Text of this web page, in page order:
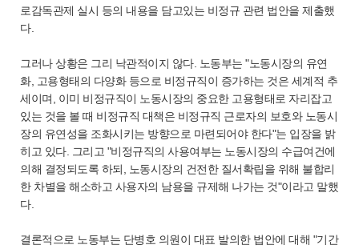
로감독관제 실시 등의 내용을 담고있는 비정규 관련 법안을 제출했
다.
그러나 상황은 그리 낙관적이지 않다. 노동부는 "노동시장의 유연
화, 고용형태의 다양화 등으로 비정규직이 증가하는 것은 세계적 추
세이며, 이미 비정규직이 노동시장의 중요한 고용형태로 자리잡고
있는 것을 볼 때 비정규직 대책은 비정규직 근로자의 보호와 노동시
장의 유연성을 조화시키는 방향으로 마련되어야 한다"는 입장을 밝
히고 있다. 그리고 "비정규직의 사용여부는 노동시장의 수급여건에
의해 결정되도록 하되, 노동시장의 건전한 질서확립을 위해 불합리
한 차별을 해소하고 사용자의 남용을 규제해 나가는 것"이라고 말했
다.
결론적으로 노동부는 단병호 의원이 대표 발의한 법안에 대해 "기간